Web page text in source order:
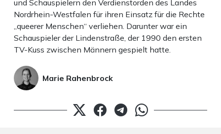
und Schauspielern den Verdienstorden des Landes
Nordrhein-Westfalen für ihren Einsatz für die Rechte
„queerer Menschen“ verliehen. Darunter war ein
Schauspieler der Lindenstraße, der 1990 den ersten
TV-Kuss zwischen Männern gespielt hatte.
Marie Rahenbrock